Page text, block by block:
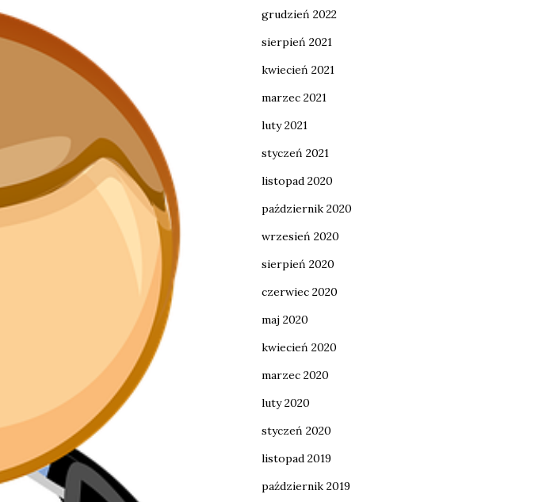
grudzień 2022
sierpień 2021
kwiecień 2021
marzec 2021
luty 2021
styczeń 2021
listopad 2020
październik 2020
wrzesień 2020
sierpień 2020
czerwiec 2020
maj 2020
kwiecień 2020
marzec 2020
luty 2020
styczeń 2020
listopad 2019
październik 2019